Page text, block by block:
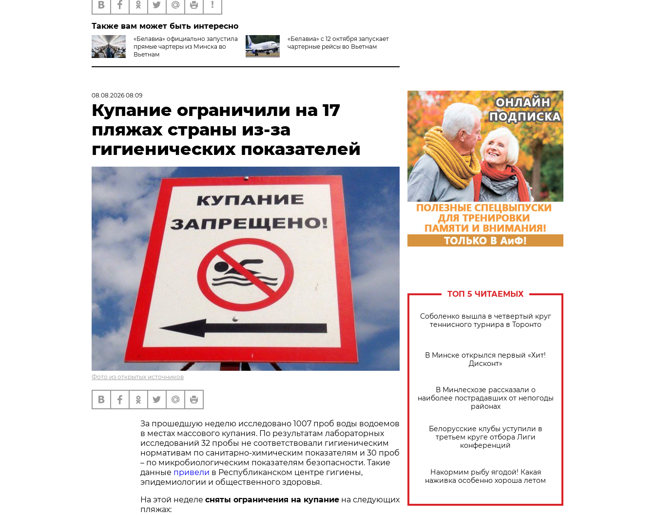
Также вам может быть интересно
«Белавиа» официально запустила
прямые чартеры из Минска во
Вьетнам
«Белавиа» с 12 октября запускает
чартерные рейсы во Вьетнам
08.08.2026 08:09
Купание ограничили на 17
пляжах страны из-за
гигиенических показателей
Фото из открытых источников
За прошедшую неделю исследовано 1007 проб воды водоемов
в местах массового купания. По результатам лабораторных
исследований 32 пробы не соответствовали гигиеническим
нормативам по санитарно-химическим показателям и 30 проб
– по микробиологическим показателям безопасности. Такие
данные привели в Республиканском центре гигиены,
эпидемиологии и общественного здоровья.
На этой неделе сняты ограничения на купание на следующих
пляжах:
ТОП 5 ЧИТАЕМЫХ
Соболенко вышла в четвертый круг
теннисного турнира в Торонто
В Минске открылся первый «Хит!
Дисконт»
В Минлесхозе рассказали о
наиболее пострадавших от непогоды
районах
Белорусские клубы уступили в
третьем круге отбора Лиги
конференций
Накормим рыбу ягодой! Какая
наживка особенно хороша летом